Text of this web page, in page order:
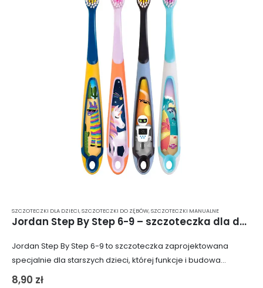
SZCZOTECZKI DLA DZIECI,SZCZOTECZKI DO ZĘBÓW,SZCZOTECZKI MANUALNE
Jordan Step By Step 6-9 – szczoteczka dla dzieci w wieku od 6 do 9 lat z miękkimi włóknami
Jordan Step By Step 6-9 to szczoteczka zaprojektowana
specjalnie dla starszych dzieci, której funkcje i budowa
odpowiadają potrzebom maluchów w wieku od sześciu do
8,90 zł